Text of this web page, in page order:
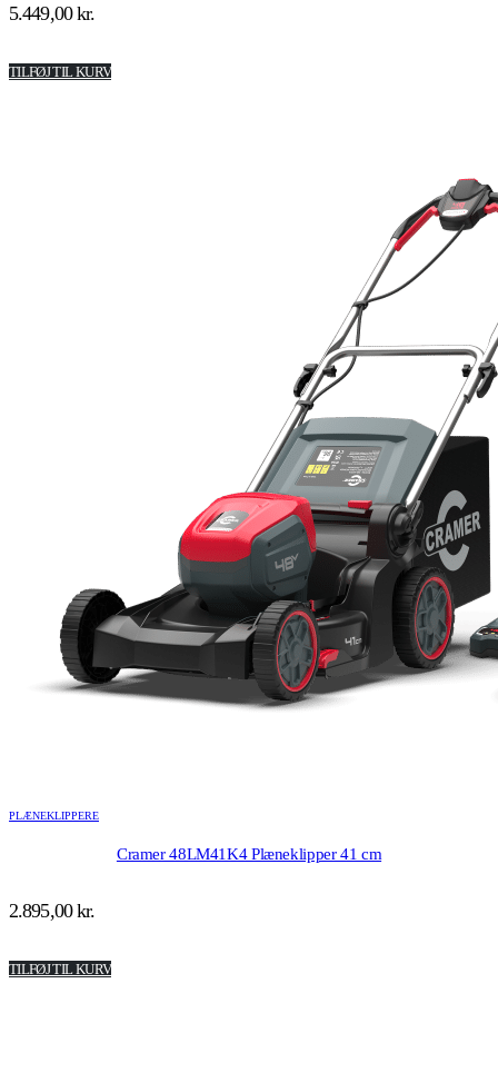
5.449,00kr.
TILFØJ TIL KURV
PLÆNEKLIPPERE
Cramer 48LM41K4 Plæneklipper 41 cm
2.895,00kr.
TILFØJ TIL KURV